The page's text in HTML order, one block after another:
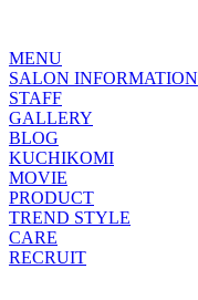
MENU
SALON INFORMATION
STAFF
GALLERY
BLOG
KUCHIKOMI
MOVIE
PRODUCT
TREND STYLE
CARE
RECRUIT